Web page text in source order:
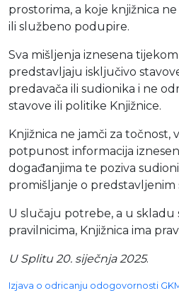
prostorima, a koje knjižnica
ili službeno podupire.
Sva mišljenja iznesena
predstavljaju isključivo
predavača ili sudionika i ne
stavove ili politike Knjižnice.
Knjižnica ne jamči za točnost,
potpunost informacija
događanjima te poziva
promišljanje o predstavljenim
U slučaju potrebe, a u skladu
pravilnicima, Knjižnica ima
U Splitu 20. siječnja 2025.
Izjava o odricanju odogovornosti